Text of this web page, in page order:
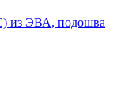
из ЭВА, подошва